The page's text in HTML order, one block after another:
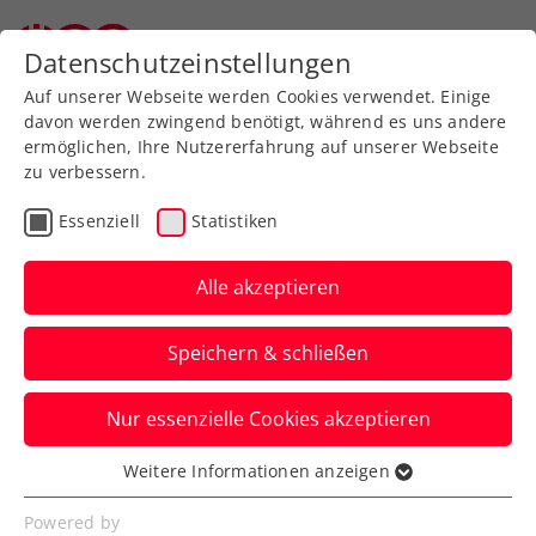
Zurück zur Newsübersicht
Turniere
Upper Austria Ladies
Linz: Grabher will beim
Heimspiel mit
Extramotivation Serie
beenden
Gelingt erstmals seit 2013 einer
Datenschutzeinstellungen
Auf unserer Webseite werden Cookies verwendet. Einige
davon werden zwingend benötigt, während es uns andere
ermöglichen, Ihre Nutzererfahrung auf unserer Webseite
zu verbessern.
Essenziell Statistiken
Alle akzeptieren
Speichern & schließen
Nur essenzielle Cookies akzeptieren
Essenziell
Essenzielle Cookies werden für grundlegende
Weitere Informationen anzeigen
Powered by